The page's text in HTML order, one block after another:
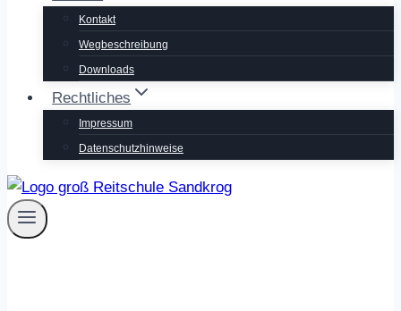
Kontakt
Wegbeschreibung
Downloads
Rechtliches
Impressum
Datenschutzhinweise